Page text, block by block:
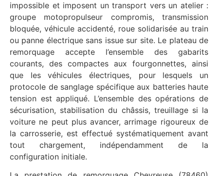
impossible et imposent un transport vers un atelier :
groupe motopropulseur compromis, transmission
bloquée, véhicule accidenté, roue solidarisée au train
ou panne électrique sans issue sur site. Le plateau de
remorquage accepte l’ensemble des gabarits
courants, des compactes aux fourgonnettes, ainsi
que les véhicules électriques, pour lesquels un
protocole de sanglage spécifique aux batteries haute
tension est appliqué. L’ensemble des opérations de
sécurisation, stabilisation du châssis, treuillage si la
voiture ne peut plus avancer, arrimage rigoureux de
la carrosserie, est effectué systématiquement avant
tout chargement, indépendamment de la
configuration initiale.